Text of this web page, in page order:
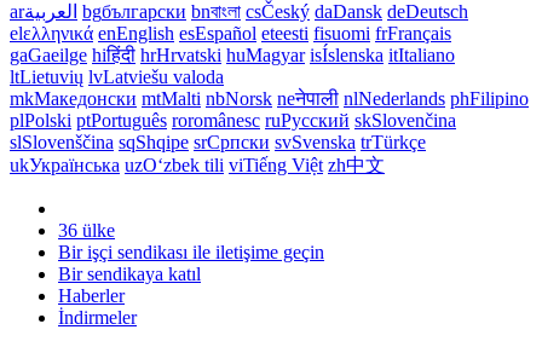
arالعربية bgбългарски bnবাংলা csČeský daDansk deDeutsch
elελληνικά enEnglish esEspañol eteesti fisuomi frFrançais
gaGaeilge hiहिंदी hrHrvatski huMagyar isÍslenska itItaliano
ltLietuvių lvLatviešu valoda
mkМакедонски mtMalti nbNorsk neनेपाली nlNederlands phFilipino
plPolski ptPortuguês roromânesc ruРусский skSlovenčina
slSlovenščina sqShqipe srСрпски svSvenska trTürkçe
ukУкраїнська uzOʻzbek tili viTiếng Việt zh中文
36 ülke
Bir işçi sendikası ile iletişime geçin
Bir sendikaya katıl
Haberler
İndirmeler